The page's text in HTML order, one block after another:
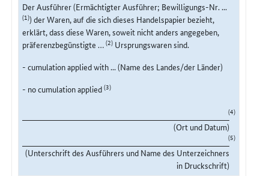
Der Ausführer (Ermächtigter Ausführer; Bewilligungs-Nr. ...
(1)) der Waren, auf die sich dieses Handelspapier bezieht,
erklärt, dass diese Waren, soweit nicht anders angegeben,
präferenzbegünstigte …(2) Ursprungswaren sind.
- cumulation applied with ... (Name des Landes/der Länder)
- no cumulation applied(3)
(4)
(Ort und Datum)
(5)
(Unterschrift des Ausführers und Name des Unterzeichners
in Druckschrift)